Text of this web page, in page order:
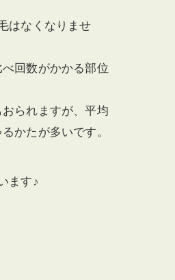
はなくなりませ
回数がかかる部位
られますが、平均
かたが多いです。
ます♪